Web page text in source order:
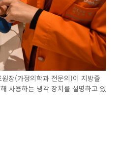
장(가정의학과 전문의)이 지방줄
사용하는 냉각 장치를 설명하고 있